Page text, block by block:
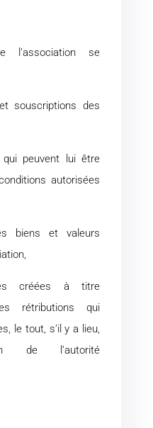
l’association se
souscriptions des
peuvent lui être
autorisées
biens et valeurs
créées à titre
rétributions qui
le tout, s’il y a lieu,
de l’autorité